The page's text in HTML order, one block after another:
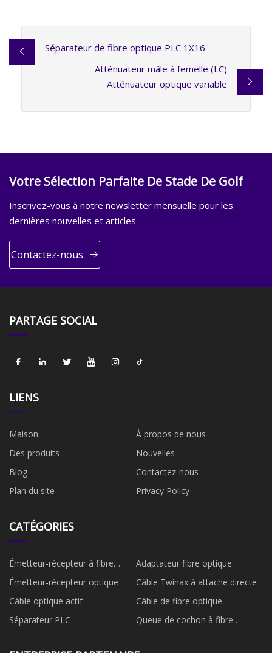
Séparateur de fibre optique PLC 1X16
Atténuateur mâle à femelle (LC)
Atténuateur optique variable
Votre Sélection Parfaite De Stade De Golf
Inscrivez-vous à notre newsletter mensuelle pour les
dernières nouvelles et articles
Contactez-nous
PARTAGE SOCIAL
LIENS
Maison
À propos de nous
Des produits
Nouvelles
Blog
Contactez-nous
Plan du site
Privacy Policy
CATÉGORIES
Émetteur-récepteur à fibre
optique
Adaptateur fibre optique
Émetteur-récepteur optique
Câble Twinax à attache directe
Câble optique actif
Câble de fibre optique
Séparateur PLC
Queue de cochon à fibre